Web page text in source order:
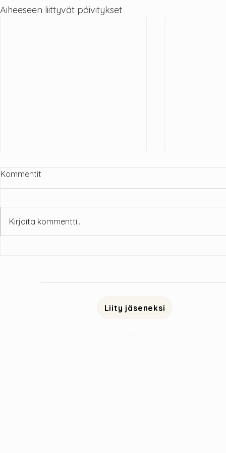
Aiheeseen liittyvät päivitykset
Kommentit
Kirjoita kommentti...
Liity jäseneksi